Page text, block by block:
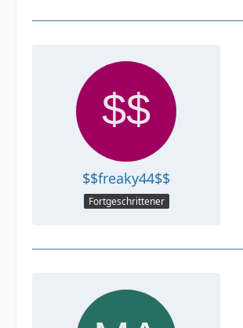
$$freaky44$$
Fortgeschrittener